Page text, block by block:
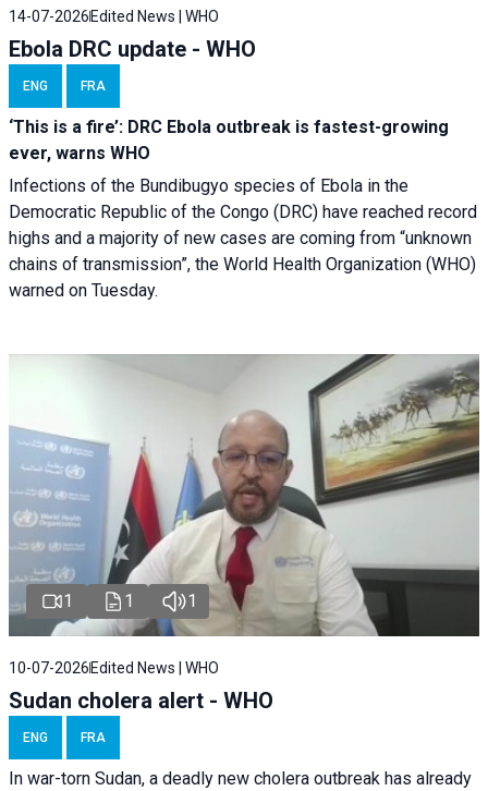
14-07-2026 Edited News | WHO
Ebola DRC update - WHO
ENG FRA
‘This is a fire’: DRC Ebola outbreak is fastest-growing
ever, warns WHO
Infections of the Bundibugyo species of Ebola in the
Democratic Republic of the Congo (DRC) have reached record
highs and a majority of new cases are coming from “unknown
chains of transmission”, the World Health Organization (WHO)
warned on Tuesday.
1 1 1
10-07-2026 Edited News | WHO
Sudan cholera alert - WHO
ENG FRA
In war-torn Sudan, a deadly new cholera outbreak has already